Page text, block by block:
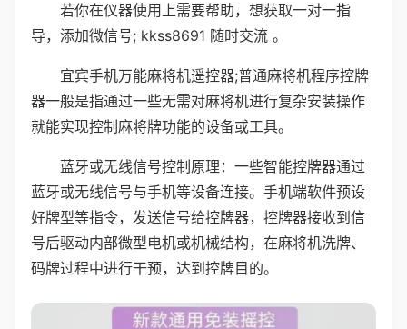
若你在仪器使用上需要帮助，想获取一对一指
导，添加微信号; kkss8691 随时交流 。
宜宾手机万能麻将机遥控器;普通麻将机程序控牌
器一般是指通过一些无需对麻将机进行复杂安装操作
就能实现控制麻将牌功能的设备或工具。
蓝牙或无线信号控制原理：一些智能控牌器通过
蓝牙或无线信号与手机等设备连接。手机端软件预设
好牌型等指令，发送信号给控牌器，控牌器接收到信
号后驱动内部微型电机或机械结构，在麻将机洗牌、
码牌过程中进行干预，达到控牌目的。